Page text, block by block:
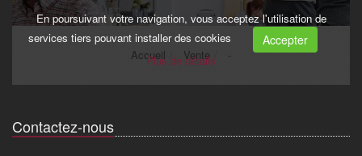
Contactez-nous